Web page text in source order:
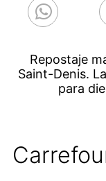
Repostaje
Saint-Denis.
para